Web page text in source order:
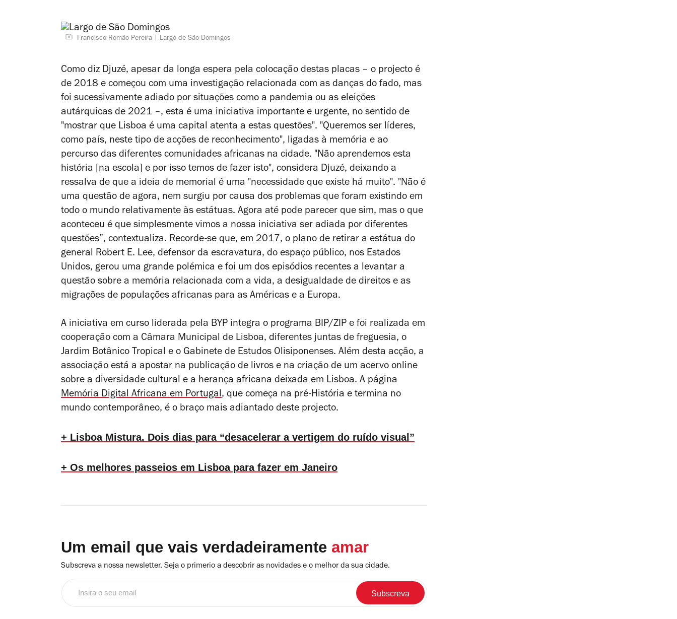
Francisco Romão Pereira Largo de São Domingos
Como diz Djuzé, apesar da longa espera pela colocação destas placas – o projecto é
de 2018 e começou com uma investigação relacionada com as danças do fado, mas
foi sucessivamente adiado por situações como a pandemia ou as eleições
autárquicas de 2021 –, esta é uma iniciativa importante e urgente, no sentido de
"mostrar que Lisboa é uma capital atenta a estas questões". "Queremos ser líderes,
como país, neste tipo de acções de reconhecimento", ligadas à memória e ao
percurso das diferentes comunidades africanas na cidade. "Não aprendemos esta
história
[na escola e por isso temos de fazer isto", considera Djuzé, deixando a
ressalva de que a ideia de memorial é uma "necessidade que existe há muito". "Não é
uma questão de agora, nem surgiu por causa dos problemas que foram existindo em
todo o mundo relativamente às estátuas. Agora até pode parecer que sim, mas o que
aconteceu é que simplesmente vimos a nossa iniciativa ser adiada por diferentes
questões”, contextualiza. Recorde-se que, em 2017, o plano de retirar a estátua do
general Robert E. Lee, defensor da escravatura, do espaço público, nos Estados
Unidos, gerou uma grande polémica e foi um dos episódios recentes a levantar a
questão sobre a memória relacionada com a vida, a desigualdade de direitos e as
migrações de populações africanas para as Américas e a Europa.
A iniciativa em curso liderada pela BYP integra o programa BIP/ZIP e foi realizada em
cooperação com a Câmara Municipal de Lisboa, diferentes juntas de freguesia, o
Jardim Botânico Tropical e o Gabinete de Estudos Olisiponenses. Além desta acção, a
associação está a apostar na publicação de livros e na criação de um acervo online
sobre a diversidade cultural e a herança africana deixada em Lisboa. A página
Memória Digital Africana em Portugal, que começa na pré-História e termina no
mundo contemporâneo, é o braço mais adiantado deste projecto.
+ Lisboa Mistura. Dois dias para “desacelerar a vertigem do ruído visual”
+ Os melhores passeios em Lisboa para fazer em Janeiro
Um email que vais verdadeiramente amar
Subscreva a nossa newsletter. Seja o primerio a descobrir as novidades e o melhor da sua cidade.